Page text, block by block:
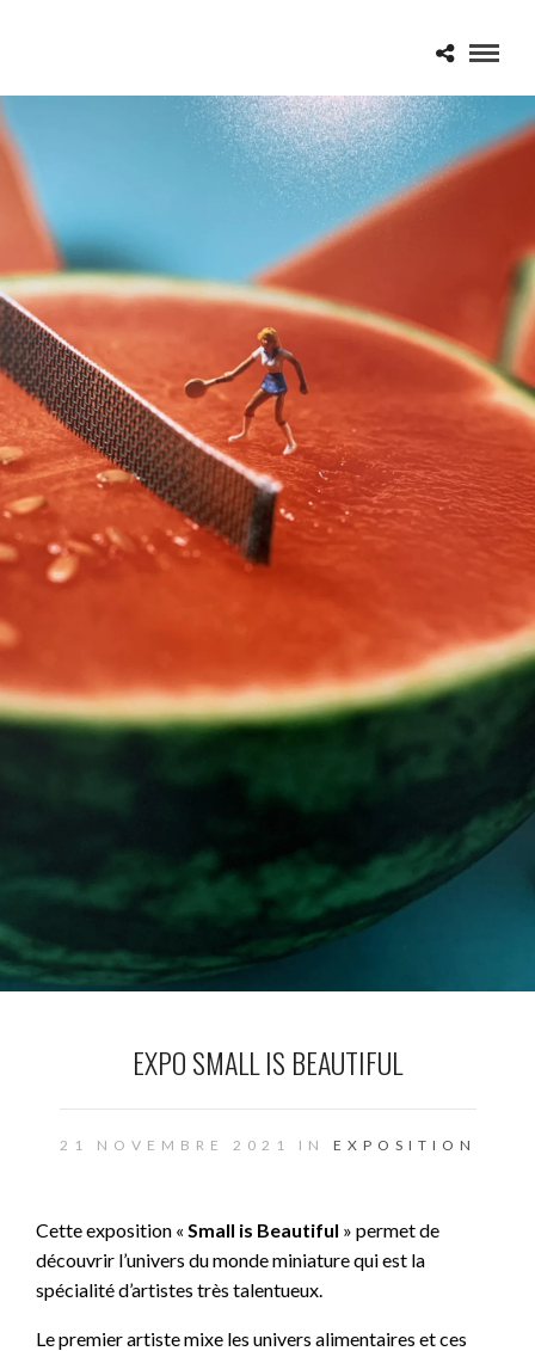
EXPO SMALL IS BEAUTIFUL
21 NOVEMBRE 2021 IN EXPOSITION
Cette exposition « Small is Beautiful » permet de
découvrir l’univers du monde miniature qui est la
spécialité d’artistes très talentueux.
Le premier artiste mixe les univers alimentaires et ces